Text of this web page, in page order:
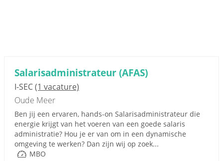
Salarisadministrateur (AFAS)
I-SEC(1 vacature)
Oude Meer
Ben jij een ervaren, hands-on Salarisadministrateur die
energie krijgt van het voeren van een goede salaris
administratie? Hou je er van om in een dynamische
omgeving te werken? Dan zijn wij op zoek...
MBO